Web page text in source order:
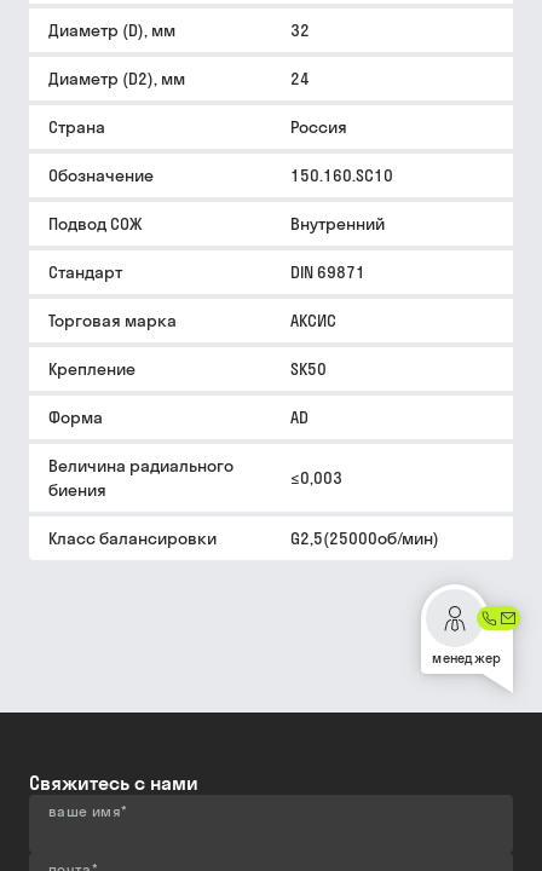
Диаметр (D), мм 32
Диаметр (D2), мм 24
Страна Россия
Обозначение 150.160.SC10
Подвод СОЖ Внутренний
Стандарт DIN 69871
Торговая марка АКСИС
Крепление SK50
Форма AD
Величина радиального
биения
≤0,003
Класс балансировки G2,5(25000об/мин)
менеджер
Свяжитесь с нами
ваше имя*